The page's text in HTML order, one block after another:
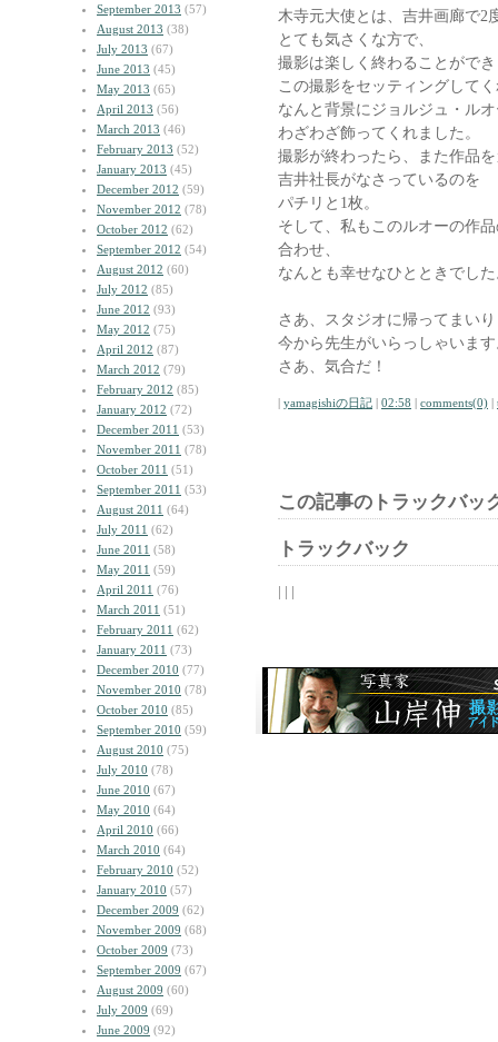
September 2013 (57)
August 2013 (38)
July 2013 (67)
June 2013 (45)
May 2013 (65)
April 2013 (56)
March 2013 (46)
February 2013 (52)
January 2013 (45)
December 2012 (59)
November 2012 (78)
October 2012 (62)
September 2012 (54)
August 2012 (60)
July 2012 (85)
June 2012 (93)
May 2012 (75)
April 2012 (87)
March 2012 (79)
February 2012 (85)
January 2012 (72)
December 2011 (53)
November 2011 (78)
October 2011 (51)
September 2011 (53)
August 2011 (64)
July 2011 (62)
June 2011 (58)
May 2011 (59)
April 2011 (76)
March 2011 (51)
February 2011 (62)
January 2011 (73)
December 2010 (77)
November 2010 (78)
October 2010 (85)
September 2010 (59)
August 2010 (75)
July 2010 (78)
June 2010 (67)
May 2010 (64)
April 2010 (66)
March 2010 (64)
February 2010 (52)
January 2010 (57)
December 2009 (62)
November 2009 (68)
October 2009 (73)
September 2009 (67)
August 2009 (60)
July 2009 (69)
June 2009 (92)
木寺元大使とは、吉井画廊で2
とても気さくな方で、
撮影は楽しく終わることがで
この撮影をセッティングして
なんと背景にジョルジュ・ル
わざわざ飾ってくれました。
撮影が終わったら、また作品
吉井社長がなさっているのを
パチリと1枚。
そして、私もこのルオーの作
合わせ、
なんとも幸せなひとときでし
さあ、スタジオに帰ってまい
今から先生がいらっしゃいま
さあ、気合だ！
| yamagishiの日記 | 02:58 | comments(0) |
この記事のトラックバッ
トラックバック
| | |